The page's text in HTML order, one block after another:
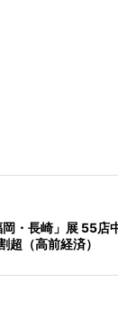
・長崎」展 55店
超（高前経済）